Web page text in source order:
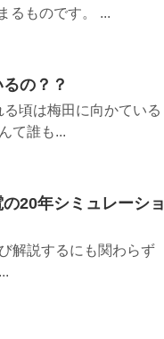
るものです。 ...
の？？
頃は梅田に向かている
て誰も...
20年シミュレーショ
解説するにも関わらず